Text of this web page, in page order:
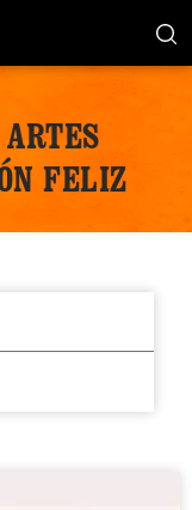
FELIZ